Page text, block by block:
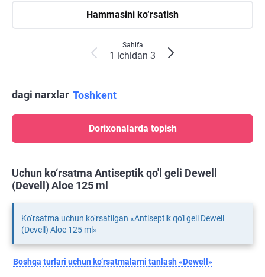
Hammasini ko‘rsatish
Sahifa
1 ichidan 3
dagi narxlar Toshkent
Dorixonalarda topish
Uchun ko‘rsatma Antiseptik qo'l geli Dewell
(Devell) Aloe 125 ml
Ko‘rsatma uchun ko‘rsatilgan «Antiseptik qo'l geli Dewell
(Devell) Aloe 125 ml»
Boshqa turlari uchun ko‘rsatmalarni tanlash «Dewell»